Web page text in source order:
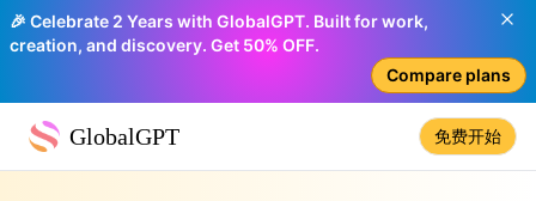
🎉 Celebrate 2 Years with GlobalGPT. Built for work,
creation, and discovery. Get 50% OFF.
Compare plans
GlobalGPT 免费开始